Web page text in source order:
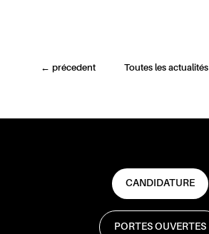
← précedent Toutes les actualités
CANDIDATURE
PORTES OUVERTES